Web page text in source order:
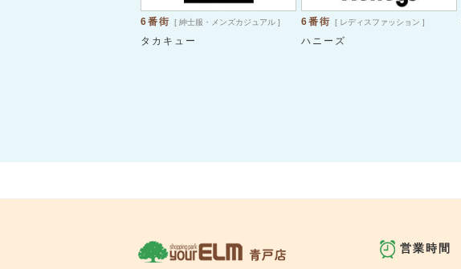
6番街 [ 紳士服・メンズカジュアル ]
タカキュー
6番街 [ レディスファッション ]
ハニーズ
営業時間